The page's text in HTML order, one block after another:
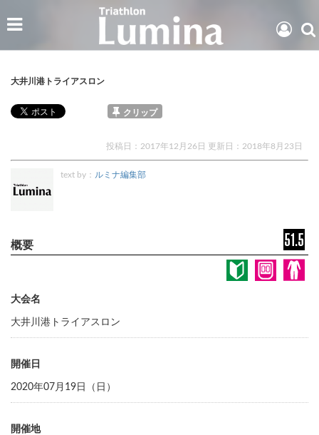
大井川港トライアスロン
クリップ
投稿日：2017年12月26日 更新日： 2018年8月23日
text by： ルミナ編集部
大会名
大井川港トライアスロン
開催日
2020年07月19日（日）
開催地